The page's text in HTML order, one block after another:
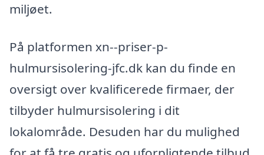
miljøet.
På platformen xn--priser-p-
hulmursisolering-jfc.dk kan du finde en
oversigt over kvalificerede firmaer, der
tilbyder hulmursisolering i dit
lokalområde. Desuden har du mulighed